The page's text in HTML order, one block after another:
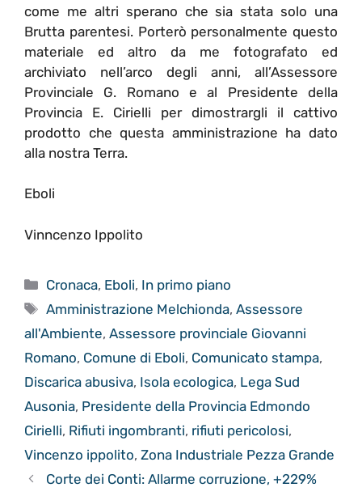
come me altri sperano che sia stata solo una
Brutta parentesi. Porterò personalmente questo
materiale ed altro da me fotografato ed
archiviato nell’arco degli anni, all’Assessore
Provinciale G. Romano e al Presidente della
Provincia E. Cirielli per dimostrargli il cattivo
prodotto che questa amministrazione ha dato
alla nostra Terra.
Eboli
Vinncenzo Ippolito
Categorie
Cronaca, Eboli, In primo piano
Tag
Amministrazione Melchionda,Assessore
all'Ambiente, Assessore provinciale Giovanni
Romano, Comune di Eboli, Comunicato stampa,
Discarica abusiva, Isola ecologica, Lega Sud
Ausonia, Presidente della Provincia Edmondo
Cirielli, Rifiuti ingombranti, rifiuti pericolosi,
Vincenzo ippolito, Zona Industriale Pezza Grande
Corte dei Conti: Allarme corruzione, +229%